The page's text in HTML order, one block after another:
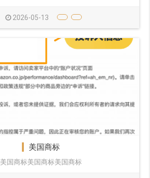
2026-05-13
美国商标
美国商标美国商标美国商标